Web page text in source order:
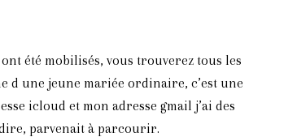
été mobilisés, vous trouverez tous les
d une jeune mariée ordinaire, c’est une
icloud et mon adresse gmail j’ai des
parvenait à parcourir.